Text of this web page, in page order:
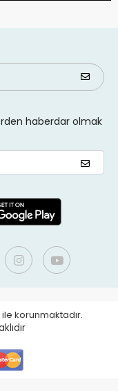
haberdar olmak
ile korunmaktadır.